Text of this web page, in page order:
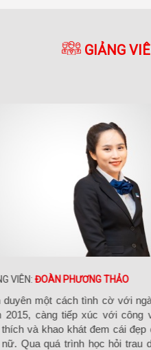
GIẢNG
VIÊN:ĐOÀN PHƯƠNG THẢO
duyên một cách tình cờ với
2015, càng tiếp xúc với công
và khao khát đem cái đẹp
nữ. Qua quá trình học hỏi trau